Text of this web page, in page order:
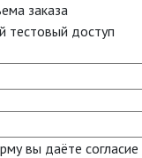
заказа
тестовый доступ
вы даёте